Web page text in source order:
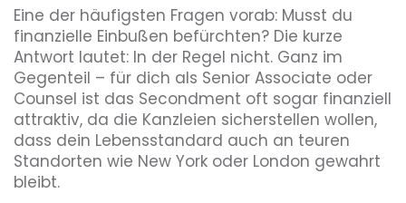
Eine der häufigsten Fragen vorab: Musst du
finanzielle Einbußen befürchten? Die kurze
Antwort lautet: In der Regel nicht. Ganz im
Gegenteil – für dich als Senior Associate oder
Counsel ist das Secondment oft sogar finanziell
attraktiv, da die Kanzleien sicherstellen wollen,
dass dein Lebensstandard auch an teuren
Standorten wie New York oder London gewahrt
bleibt.